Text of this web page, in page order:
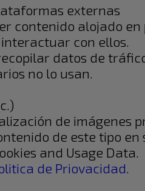
externas
contenido alojado
con ellos.
datos de
no lo usan.
de imágenes
de este tipo en
and Usage Data.
de Priovacidad